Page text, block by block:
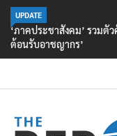
UPDATE
‘ภาคประชาสังคม’ รวมตัว
ต้อนรับอาชญากร’